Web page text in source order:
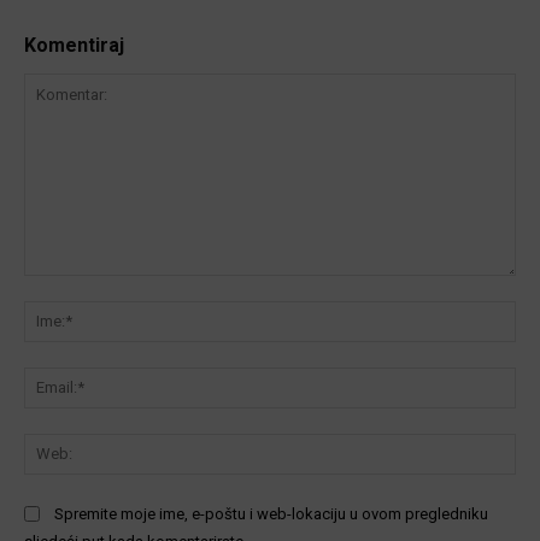
Komentiraj
Spremite moje ime, e-poštu i web-lokaciju u ovom pregledniku